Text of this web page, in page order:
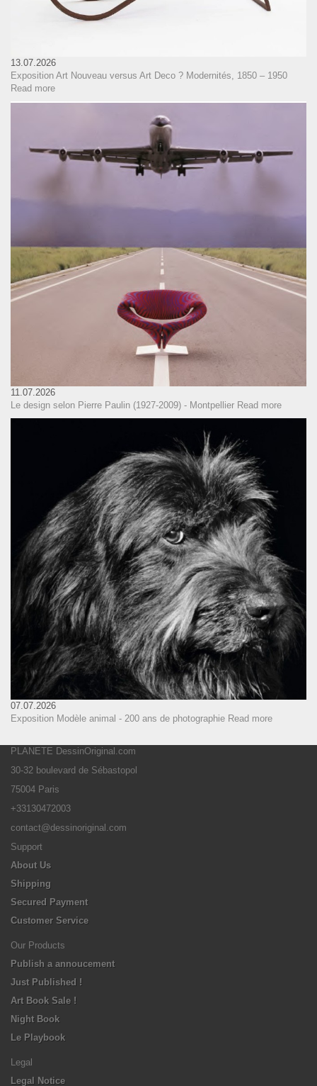
13.07.2026
Exposition Art Nouveau versus Art Deco ? Modernités, 1850 – 1950
Read more
11.07.2026
Le design selon Pierre Paulin (1927-2009) - Montpellier Read more
07.07.2026
Exposition Modèle animal - 200 ans de photographie Read more
PLANETE DessinOriginal.com
30-32 boulevard de Sébastopol
75004 Paris
+33130472003
contact@dessinoriginal.com
Support
About Us
Shipping
Secured Payment
Customer Service
Our Products
Publish a annoucement
Just Published !
Art Book Sale !
Night Book
Le Playbook
Legal
Legal Notice